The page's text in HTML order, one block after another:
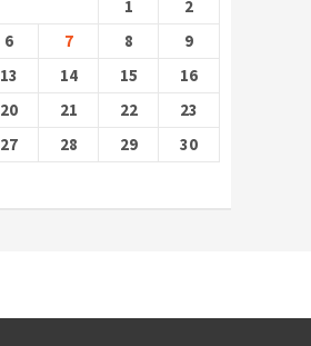
1
2
6 7 8
9
13 14 15
16
20 21 22
23
27 28 29
30